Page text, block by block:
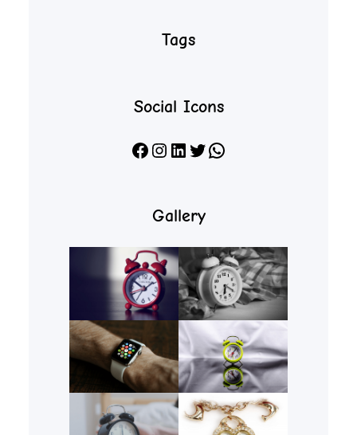
Tags
Social Icons
Facebook Instagram LinkedIn X WhatsApp
Gallery